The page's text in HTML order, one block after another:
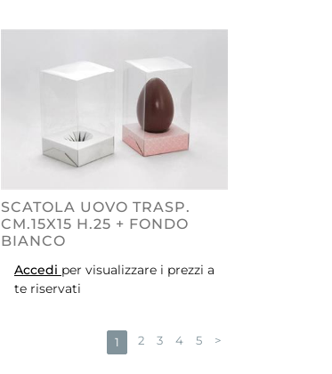
SCATOLA UOVO TRASP.
CM.15X15 H.25 + FONDO
BIANCO
Accedi per visualizzare i prezzi a
te riservati
1 2 3 4 5 >